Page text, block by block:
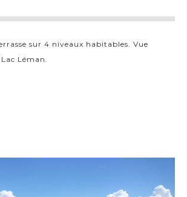
sur 4 niveaux habitables. Vue
Léman.